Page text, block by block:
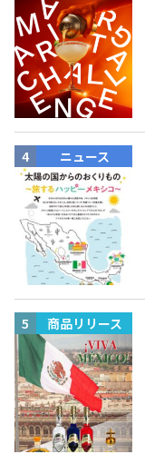
ニュース
商品リリース